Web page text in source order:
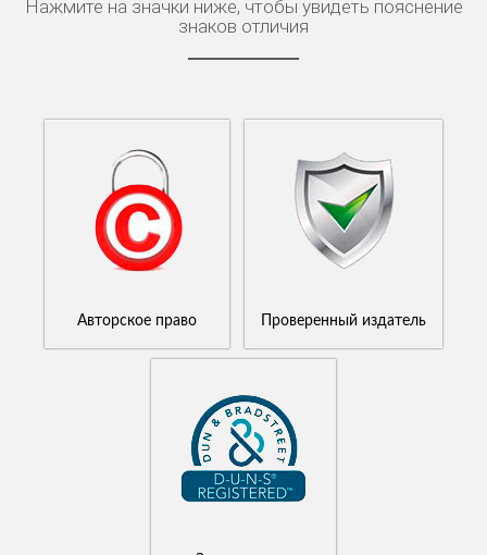
Нажмите на значки ниже, чтобы увидеть пояснение
знаков отличия
Авторское право Проверенный издатель